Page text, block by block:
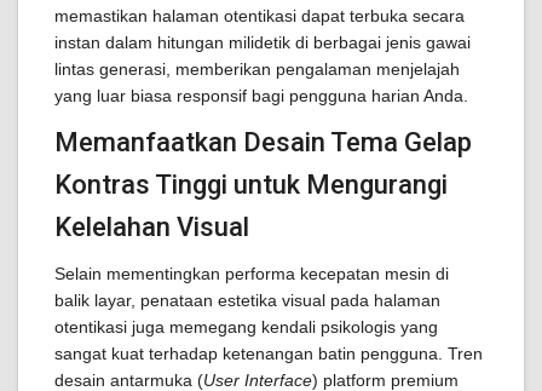
memastikan halaman otentikasi dapat terbuka secara
instan dalam hitungan milidetik di berbagai jenis gawai
lintas generasi, memberikan pengalaman menjelajah
yang luar biasa responsif bagi pengguna harian Anda.
Memanfaatkan Desain Tema Gelap
Kontras Tinggi untuk Mengurangi
Kelelahan Visual
Selain mementingkan performa kecepatan mesin di
balik layar, penataan estetika visual pada halaman
otentikasi juga memegang kendali psikologis yang
sangat kuat terhadap ketenangan batin pengguna. Tren
desain antarmuka (User Interface) platform premium